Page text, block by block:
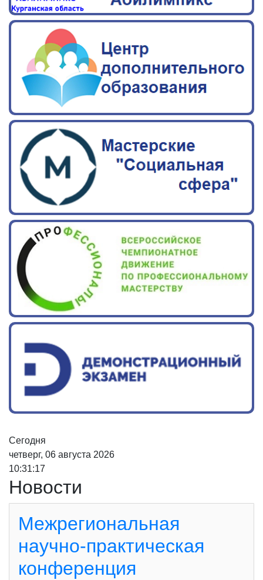
Сегодня
четверг, 06 августа 2026
10:31:19
Новости
Межрегиональная
научно-практическая
конференция